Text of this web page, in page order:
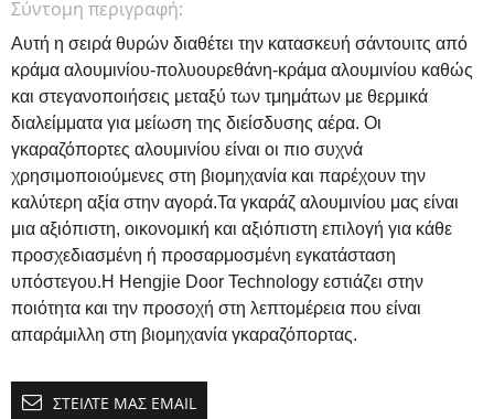
Σύντομη περιγραφή:
Αυτή η σειρά θυρών διαθέτει την κατασκευή σάντουιτς από
κράμα αλουμινίου-πολυουρεθάνη-κράμα αλουμινίου καθώς
και στεγανοποιήσεις μεταξύ των τμημάτων με θερμικά
διαλείμματα για μείωση της διείσδυσης αέρα. Οι
γκαραζόπορτες αλουμινίου είναι οι πιο συχνά
χρησιμοποιούμενες στη βιομηχανία και παρέχουν την
καλύτερη αξία στην αγορά.Τα γκαράζ αλουμινίου μας είναι
μια αξιόπιστη, οικονομική και αξιόπιστη επιλογή για κάθε
προσχεδιασμένη ή προσαρμοσμένη εγκατάσταση
υπόστεγου.Η Hengjie Door Technology εστιάζει στην
ποιότητα και την προσοχή στη λεπτομέρεια που είναι
απαράμιλλη στη βιομηχανία γκαραζόπορτας.
ΣΤΕΊΛΤΕ ΜΑΣ EMAIL